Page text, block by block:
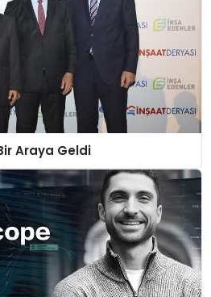
Araya Geldi